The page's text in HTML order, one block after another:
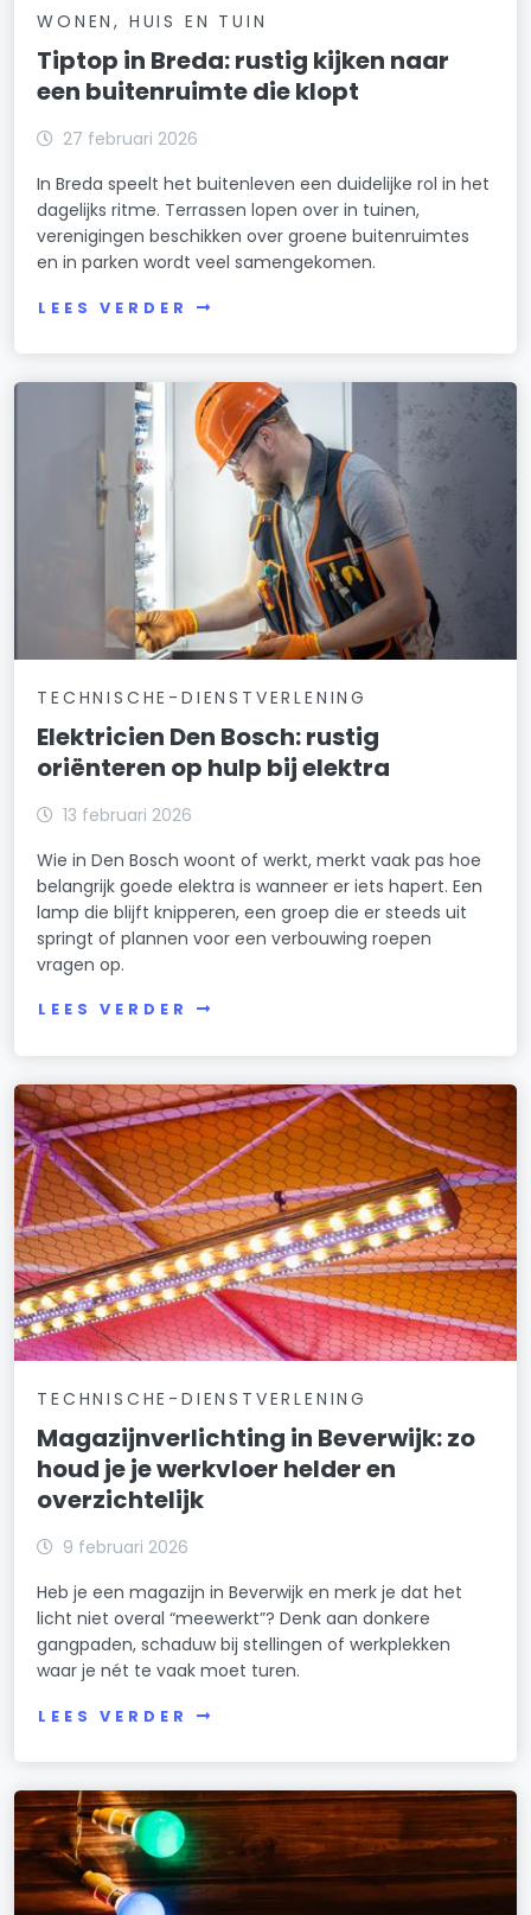
WONEN, HUIS EN TUIN
Tiptop in Breda: rustig kijken naar
een buitenruimte die klopt
27 februari 2026
In Breda speelt het buitenleven een duidelijke rol in het
dagelijks ritme. Terrassen lopen over in tuinen,
verenigingen beschikken over groene buitenruimtes
en in parken wordt veel samengekomen.
LEES VERDER
TECHNISCHE-DIENSTVERLENING
Elektricien Den Bosch: rustig
oriënteren op hulp bij elektra
13 februari 2026
Wie in Den Bosch woont of werkt, merkt vaak pas hoe
belangrijk goede elektra is wanneer er iets hapert. Een
lamp die blijft knipperen, een groep die er steeds uit
springt of plannen voor een verbouwing roepen
vragen op.
LEES VERDER
TECHNISCHE-DIENSTVERLENING
Magazijnverlichting in Beverwijk: zo
houd je je werkvloer helder en
overzichtelijk
9 februari 2026
Heb je een magazijn in Beverwijk en merk je dat het
licht niet overal “meewerkt”? Denk aan donkere
gangpaden, schaduw bij stellingen of werkplekken
waar je nét te vaak moet turen.
LEES VERDER